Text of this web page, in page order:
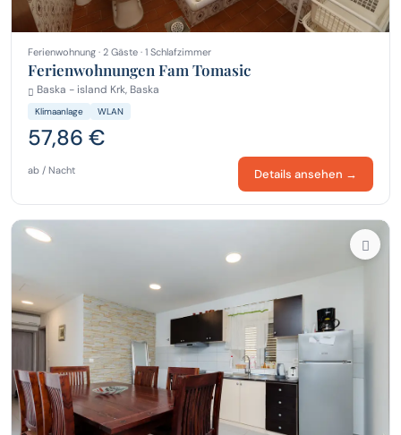
Ferienwohnung · 2 Gäste · 1 Schlafzimmer
Ferienwohnungen Fam Tomasic
Baska - island Krk, Baska
Klimaanlage WLAN
57,86 €
ab / Nacht Details ansehen →